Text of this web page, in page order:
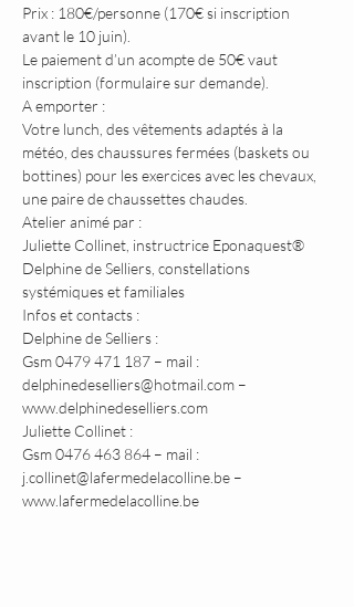
Prix : 180€/personne (170€ si inscription
avant le 10 juin).
Le paiement d’un acompte de 50€ vaut
inscription (formulaire sur demande).
A emporter :
Votre lunch, des vêtements adaptés à la
météo, des chaussures fermées (baskets ou
bottines) pour les exercices avec les chevaux,
une paire de chaussettes chaudes.
Atelier animé par :
Juliette Collinet, instructrice Eponaquest®
Delphine de Selliers, constellations
systémiques et familiales
Infos et contacts :
Delphine de Selliers :
Gsm 0479 471 187 – mail :
delphinedeselliers@hotmail.com –
www.delphinedeselliers.com
Juliette Collinet :
Gsm 0476 463 864 – mail :
j.collinet@lafermedelacolline.be –
www.lafermedelacolline.be